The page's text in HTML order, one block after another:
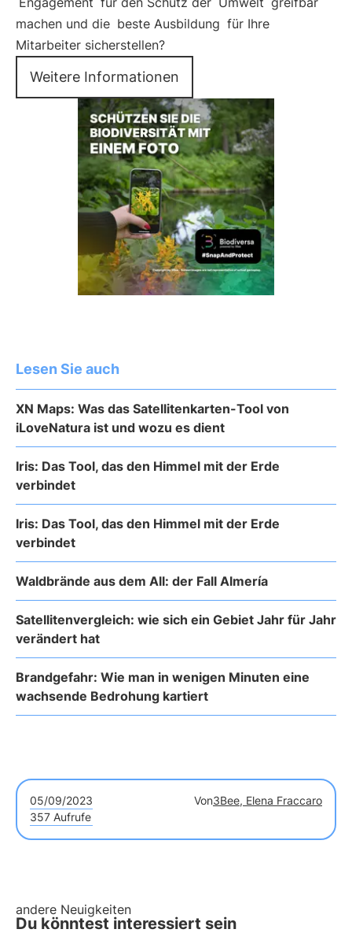
machen und die beste Ausbildung für Ihre
Mitarbeiter sicherstellen?
Weitere Informationen
Lesen Sie auch
XN Maps: Was das Satellitenkarten-Tool von
iLoveNatura ist und wozu es dient
Iris: Das Tool, das den Himmel mit der Erde
verbindet
Iris: Das Tool, das den Himmel mit der Erde
verbindet
Waldbrände aus dem All: der Fall Almería
Satellitenvergleich: wie sich ein Gebiet Jahr für Jahr
verändert hat
Brandgefahr: Wie man in wenigen Minuten eine
wachsende Bedrohung kartiert
05/09/2023 Von3Bee, Elena Fraccaro
357 Aufrufe
andere Neuigkeiten
Du könntest interessiert sein